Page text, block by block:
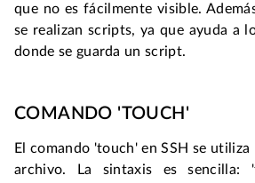
que no es fácilmente visible.
se realizan scripts, ya que ayuda a
donde se guarda un script.
COMANDO 'TOUCH'
El comando 'touch' en SSH se
archivo. La sintaxis es sencilla: